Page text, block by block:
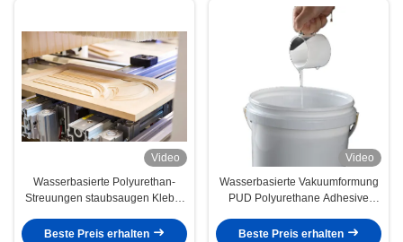
Video
Wasserbasierte Polyurethan-
Streuungen staubsaugen Kleber
Beste Preis erhalten
Video
Wasserbasierte Vakuumformung
PUD Polyurethane Adhesive
Beste Preis erhalten